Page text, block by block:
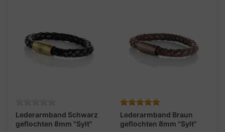
Lederarmband Schwarz
geflochten 8mm "Sylt"
Lederarmband Braun
geflochten 8mm "Sylt"